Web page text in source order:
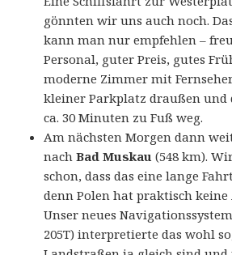
gönnten wir uns auch noch.
kann man nur empfehlen –
Personal, guter Preis, gutes
moderne Zimmer mit
kleiner Parkplatz draußen und
ca. 30 Minuten zu Fuß weg.
Am nächsten Morgen dann
nachBad Muskau (548 km).
schon, dass das eine lange
denn Polen hat praktisch keine
Unser neues
205T) interpretierte das wohl